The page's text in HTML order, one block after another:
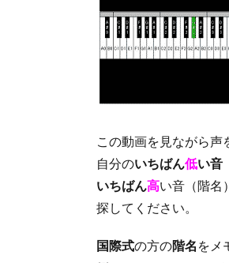
この動画を見ながら声
自分のいちばん低い音
いちばん高い音（階名
探してください。
国際式の方の階名 をメ